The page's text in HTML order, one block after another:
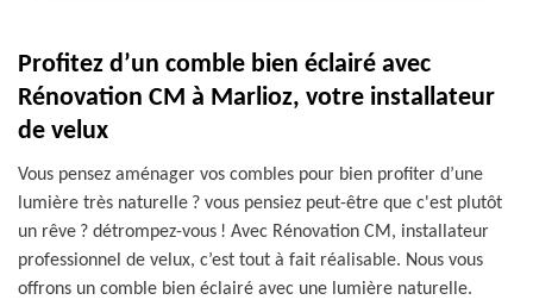
Profitez d’un comble bien éclairé avec
Rénovation CM à Marlioz, votre installateur
de velux
Vous pensez aménager vos combles pour bien profiter d’une
lumière très naturelle ? vous pensiez peut-être que c'est plutôt
un rêve ? détrompez-vous ! Avec Rénovation CM, installateur
professionnel de velux, c’est tout à fait réalisable. Nous vous
offrons un comble bien éclairé avec une lumière naturelle.